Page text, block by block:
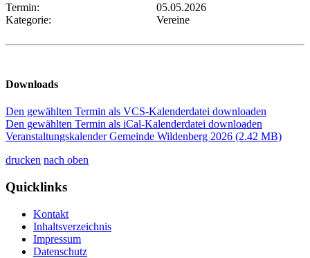
Termin:
05.05.2026
Kategorie:
Vereine
Downloads
Den gewählten Termin als VCS-Kalenderdatei downloaden
Den gewählten Termin als iCal-Kalenderdatei downloaden
Veranstaltungskalender Gemeinde Wildenberg 2026 (2.42 MB)
drucken nach oben
Quicklinks
Kontakt
Inhaltsverzeichnis
Impressum
Datenschutz